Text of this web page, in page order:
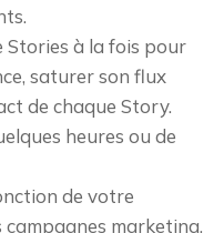
à la fois pour
saturer son flux
de chaque Story.
heures ou de
de votre
marketing,